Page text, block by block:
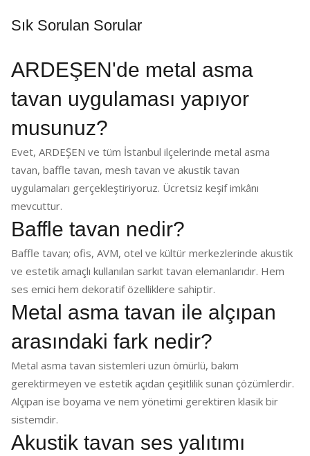
Sık Sorulan Sorular
ARDEŞEN'de metal asma
tavan uygulaması yapıyor
musunuz?
Evet, ARDEŞEN ve tüm İstanbul ilçelerinde metal asma
tavan, baffle tavan, mesh tavan ve akustik tavan
uygulamaları gerçekleştiriyoruz. Ücretsiz keşif imkânı
mevcuttur.
Baffle tavan nedir?
Baffle tavan; ofis, AVM, otel ve kültür merkezlerinde akustik
ve estetik amaçlı kullanılan sarkıt tavan elemanlarıdır. Hem
ses emici hem dekoratif özelliklere sahiptir.
Metal asma tavan ile alçıpan
arasındaki fark nedir?
Metal asma tavan sistemleri uzun ömürlü, bakım
gerektirmeyen ve estetik açıdan çeşitlilik sunan çözümlerdir.
Alçıpan ise boyama ve nem yönetimi gerektiren klasik bir
sistemdir.
Akustik tavan ses yalıtımı